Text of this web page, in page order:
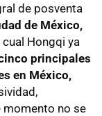
de posventa
de México,
Hongqi ya
principales
en México,
momento no se